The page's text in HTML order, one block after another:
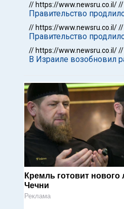
// https://www.newsru.co.il///
Правительство
// https://www.newsru.co.il///
Правительство
// https://www.newsru.co.il///
В Израиле возобновил
Кремль готовит нового
Чечни
Реклама